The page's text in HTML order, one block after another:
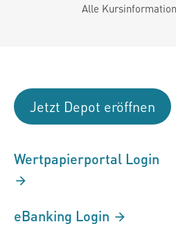
Alle
Jetzt Depot eröffnen
Wertpapierportal Login
eBanking Login